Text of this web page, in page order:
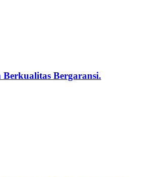
Bergaransi.